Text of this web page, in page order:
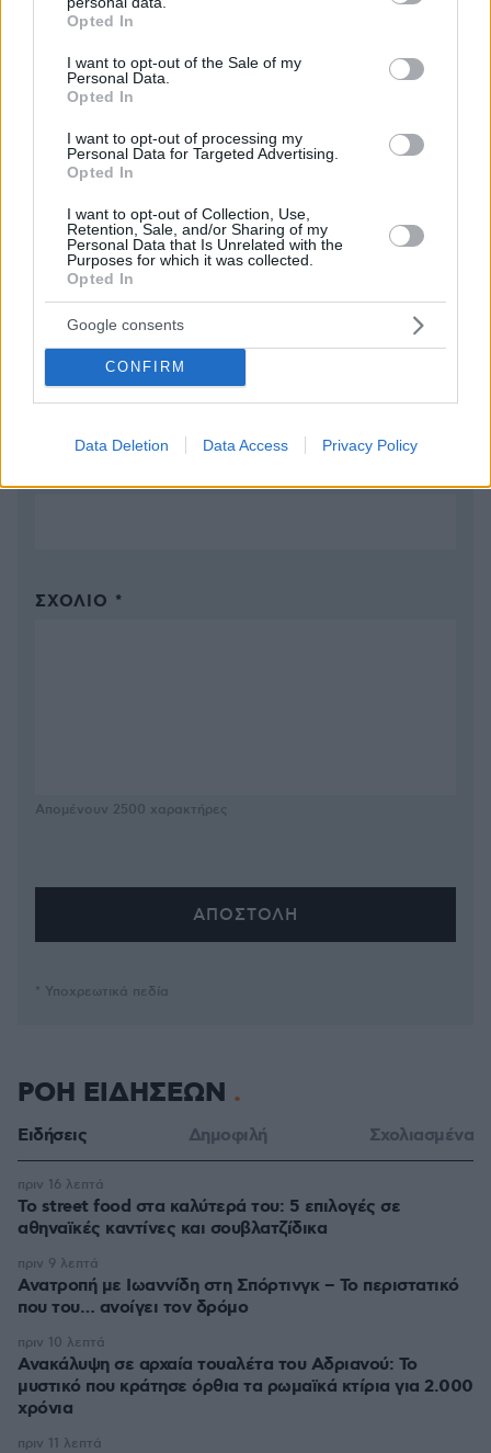
grant or deny consent to Google and its third-party tags to
use your data for below specified purposes in below Google
consent section.
Opted In
I want to opt-out of the Sale of my
Personal Data.
Opted In
I want to opt-out of processing my
Personal Data for Targeted Advertising.
Opted In
I want to opt-out of Collection, Use,
Retention, Sale, and/or Sharing of my
Personal Data that Is Unrelated with the
Purposes for which it was collected.
Opted In
Google consents
CONFIRM
Data Deletion Data Access Privacy Policy
πεινασμένοι. Τώρα ξύπνησε και η Ούρσουλα. Εσύ
αριστερός και ο άλλος ελευθερηωρίτης. Τον
καθρέφτη κοίτα και τους Άγγλους
ΑΠΑΝΤΗΣΗ
ΦΟΡΤΩΣΗ ΠΕΡΙΣΣΟΤΕΡΩΝ ΣΧΟΛΙΩΝ
ΠΡΟΣΘΗΚΗ ΣΧΟΛΙΟΥ
ΌΝΟΜΑ *
ΣΧΌΛΙΟ *
Απομένουν 2500 χαρακτήρες
* Υποχρεωτικά πεδία
ΡΟΗ ΕΙΔΗΣΕΩΝ
Ειδήσεις Δημοφιλή Σχολιασμένα
Το street food στα καλύτερά του: 5 επιλογές σε
αθηναϊκές καντίνες και σουβλατζίδικα
πριν 16 λεπτά
Ανατροπή με Ιωαννίδη στη Σπόρτινγκ – Το περιστατικό
που του… ανοίγει τον δρόμο
πριν 9 λεπτά
Ανακάλυψη σε αρχαία τουαλέτα του Αδριανού: Το
μυστικό που κράτησε όρθια τα ρωμαϊκά κτίρια για 2.000
χρόνια
πριν 10 λεπτά
πριν 11 λεπτά